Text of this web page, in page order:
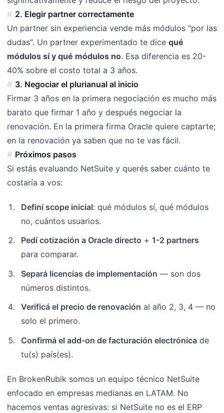
2. Elegir partner correctamente
Un partner sin experiencia vende más módulos "por las
dudas". Un partner experimentado te dice qué
módulos sí y qué módulos no. Esa diferencia es 20-
40% sobre el costo total a 3 años.
3. Negociar el plurianual al inicio
Firmar 3 años en la primera negociación es mucho más
barato que firmar 1 año y después negociar la
renovación. En la primera firma Oracle quiere captarte;
en la renovación ya saben que no te vas fácil.
Próximos pasos
Si estás evaluando NetSuite y querés saber cuánto te
costaría a vos:
Definí scope inicial: qué módulos sí, qué módulos
no, cuántos usuarios.
Pedí cotización a Oracle directo + 1-2 partners
para comparar.
Separá licencias de implementación — son dos
números distintos.
Verificá el precio de renovación al año 2, 3, 4 — no
solo el primero.
Confirmá el add-on de facturación electrónica de
tu(s) país(es).
En BrokenRubik somos un equipo técnico NetSuite
enfocado en empresas medianas en LATAM. No
hacemos ventas agresivas: si NetSuite no es el ERP